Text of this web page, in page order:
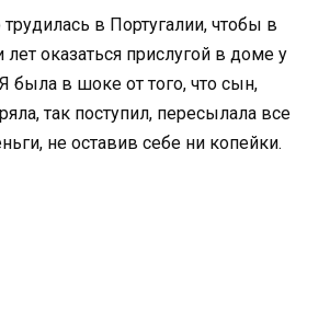
в Португалии, чтобы в
лет оказаться прислугой в доме у
была в шоке от того, что сын,
так поступил, пересылала все
не оставив себе ни копейки.